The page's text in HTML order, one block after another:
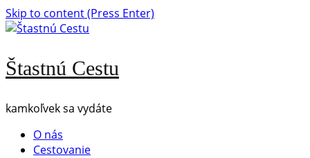
Skip to content (Press Enter)
Štastnú Cestu
kamkoľvek sa vydáte
O nás
Cestovanie